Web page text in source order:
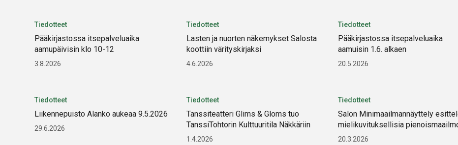
Tiedotteet
Pääkirjastossa itsepalveluaika
aamupäivisin klo 10-12
3.8.2026
Tiedotteet
Lasten ja nuorten näkemykset Salosta
koottiin värityskirjaksi
4.6.2026
Tiedotteet
Pääkirjastossa itsepalveluaika
aamuisin 1.6. alkaen
20.5.2026
Tiedotteet
Liikennepuisto Alanko aukeaa 9.5.2026
29.6.2026
Tiedotteet
Tanssiteatteri Glims & Gloms tuo
TanssiTohtorin Kulttuuritila Näkkäriin
1.4.2026
Tiedotteet
Salon Minimaailmannäyttely
mielikuvituksellisia
20.3.2026